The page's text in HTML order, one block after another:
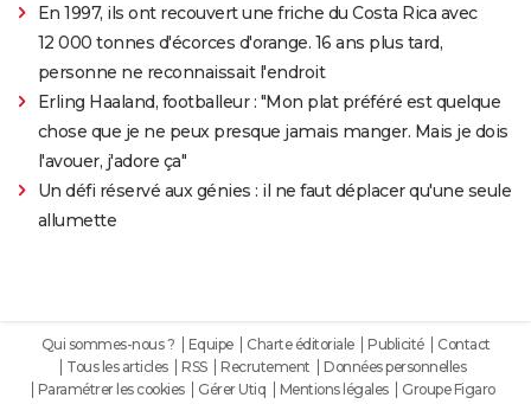
En 1997, ils ont recouvert une friche du Costa Rica avec
12 000 tonnes d'écorces d'orange. 16 ans plus tard,
personne ne reconnaissait l'endroit
Erling Haaland, footballeur : "Mon plat préféré est quelque
chose que je ne peux presque jamais manger. Mais je dois
l'avouer, j'adore ça"
Un défi réservé aux génies : il ne faut déplacer qu'une seule
allumette
Qui sommes-nous ? Equipe Charte éditoriale Publicité
Contact
Tous les articles
RSS Recrutement
Données personnelles
Paramétrer les cookies
Gérer Utiq Mentions légales
Groupe Figaro